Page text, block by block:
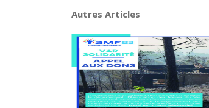
Autres Articles